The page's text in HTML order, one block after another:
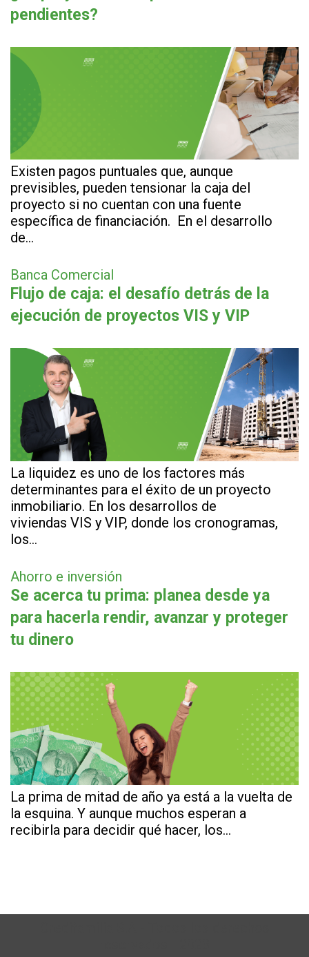
pendientes?
Existen pagos puntuales que, aunque
previsibles, pueden tensionar la caja del
proyecto si no cuentan con una fuente
específica de financiación. En el desarrollo
de…
Banca Comercial
Flujo de caja: el desafío detrás de la
ejecución de proyectos VIS y VIP
La liquidez es uno de los factores más
determinantes para el éxito de un proyecto
inmobiliario. En los desarrollos de
viviendas VIS y VIP, donde los cronogramas,
los…
Ahorro e inversión
Se acerca tu prima: planea desde ya
para hacerla rendir, avanzar y proteger
tu dinero
La prima de mitad de año ya está a la vuelta de
la esquina. Y aunque muchos esperan a
recibirla para decidir qué hacer, los…